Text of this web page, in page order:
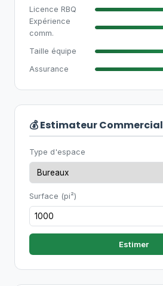
Licence RBQ
Expérience
comm.
Taille équipe
Assurance
💰 Estimateur Commercial
Type d'espace
Surface (pi²)
Estimer